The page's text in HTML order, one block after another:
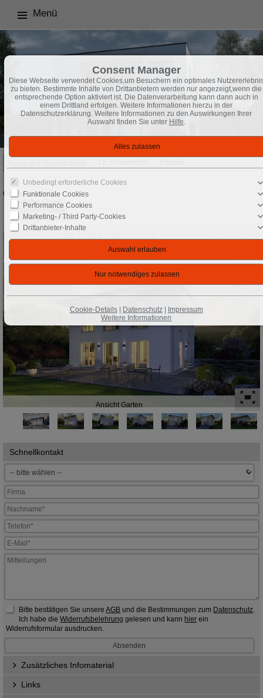
Menü
Objekt 26 von 28
Nächstes Objekt
Vorheriges Objekt
Zurück zur Übersicht
Schwandorf: VIEL PLATZ FÜR FAMILIE,
Objekt-Nr.:
Ansicht Garten
Schnellkontakt
Bitte bestätigen Sie unsereAGB und die Bestimmungen zum Datenschutz.
Ich habe dieWiderrufsbelehrung gelesen und kann hier ein
Widerrufsformular ausdrucken.
Zusätzliches Infomaterial
Links
Consent Manager
Diese Webseite verwendet Cookies,um Besuchern ein optimales
zu bieten. Bestimmte Inhalte von Drittanbietern werden nur angezeigt,wenn die
entsprechende Option aktiviert ist. Die Datenverarbeitung kann dann auch in
einem Drittland erfolgen. Weitere Informationen hierzu in der
Datenschutzerklärung. Weitere Informationen zu den Auswirkungen Ihrer
Auswahl finden Sie unter Hilfe
Unbedingt erforderliche Cookies
Funktionale Cookies
Performance Cookies
Marketing- / Third Party-Cookies
Drittanbieter-Inhalte
Cookie-Details| Datenschutz| Impressum
Weitere Informationen